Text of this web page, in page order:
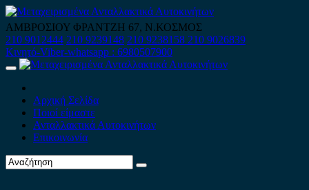
Skip
to
content
ΑΜΒΡΟΣΙΟΥ ΦΡΑΝΤΖΗ 67, Ν.ΚΟΣΜΟΣ
210 9012444 210 9239148 210 9238158 210 9026839
Κινητό-Viber-whatsapp : 6980507900
Primary
Αρχική Σελίδα
Ποιοί είμαστε
Ανταλλακτικά Αυτοκινήτων
Επικοινωνία